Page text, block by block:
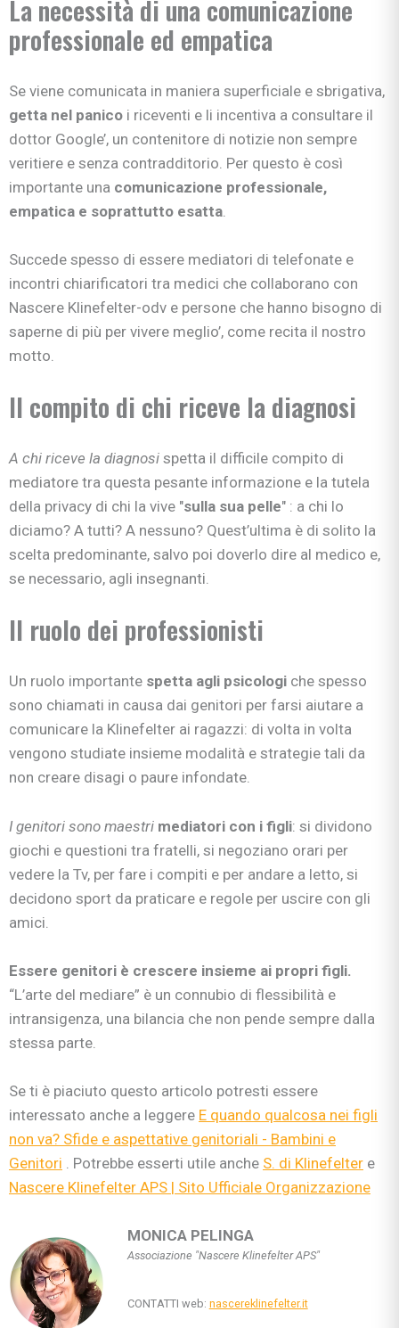
La necessità di una comunicazione
professionale ed empatica
Se viene comunicata in maniera superficiale e sbrigativa,
getta nel panico i riceventi e li incentiva a consultare il
dottor Google’, un contenitore di notizie non sempre
veritiere e senza contradditorio. Per questo è così
importante una comunicazione professionale,
empatica e soprattutto esatta
Succede spesso di essere mediatori di telefonate e
incontri chiarificatori tra medici che collaborano con
Nascere Klinefelter-odv e persone che hanno bisogno di
saperne di più per vivere meglio’, come recita il nostro
motto.
Il compito di chi riceve la diagnosi
A chi riceve la diagnosi spetta il difficile compito di
mediatore tra questa pesante informazione e la tutela
della privacy di chi la vive "sulla sua pelle" : a chi lo
diciamo? A tutti? A nessuno? Quest’ultima è di solito la
scelta predominante, salvo poi doverlo dire al medico e,
se necessario, agli insegnanti.
Il ruolo dei professionisti
Un ruolo importante spetta agli psicologi che spesso
sono chiamati in causa dai genitori per farsi aiutare a
comunicare la Klinefelter ai ragazzi: di volta in volta
vengono studiate insieme modalità e strategie tali da
non creare disagi o paure infondate.
I genitori sono maestri mediatori con i figli: si dividono
giochi e questioni tra fratelli, si negoziano orari per
vedere la Tv, per fare i compiti e per andare a letto, si
decidono sport da praticare e regole per uscire con gli
amici.
Essere genitori è crescere insieme ai propri figli.
“L’arte del mediare” è un connubio di flessibilità e
intransigenza, una bilancia che non pende sempre dalla
stessa parte.
Se ti è piaciuto questo articolo potresti essere
interessato anche a leggere E quando qualcosa nei figli
non va? Sfide e aspettative genitoriali - Bambini e
Genitori . Potrebbe esserti utile anche S. di Klinefelter e
Nascere Klinefelter APS | Sito Ufficiale Organizzazione
MONICA PELINGA
Associazione "Nascere Klinefelter APS"
CONTATTI web: nascereklinefelter.it